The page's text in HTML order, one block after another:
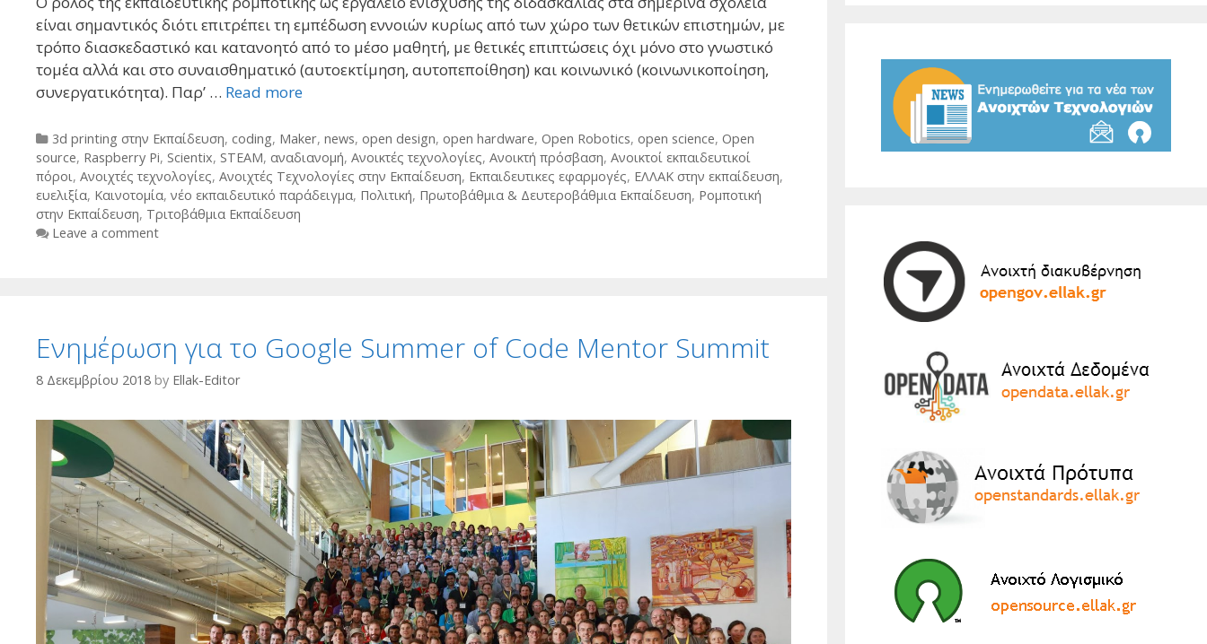
είναι σημαντικός διότι επιτρέπει τη εμπέδωση εννοιών κυρίως από των χώρο των θετικών επιστημών, με
τρόπο διασκεδαστικό και κατανοητό από το μέσο μαθητή, με θετικές επιπτώσεις όχι μόνο στο γνωστικό
τομέα αλλά και στο συναισθηματικό (αυτοεκτίμηση, αυτοπεποίθηση) και κοινωνικό (κοινωνικοποίηση,
συνεργατικότητα). Παρ’ … Read more
Categories
3d printing στην Εκπαίδευση, coding, Maker, news, open design, open hardware, Open Robotics, open science, Open
source, Raspberry Pi, Scientix, STEAM, αναδιανομή, Ανοικτές τεχνολογίες, Ανοικτή πρόσβαση, Ανοικτοί εκπαιδευτικοί
πόροι, Ανοιχτές τεχνολογίες, Ανοιχτές Τεχνολογίες στην Εκπαίδευση, Εκπαιδευτικες εφαρμογές, ΕΛΛΑΚ στην εκπαίδευση,
ευελιξία, Καινοτομία, νέο εκπαιδευτικό παράδειγμα, Πολιτική, Πρωτοβάθμια & Δευτεροβάθμια Εκπαίδευση, Ρομποτική
στην Εκπαίδευση, Τριτοβάθμια Εκπαίδευση
Leave a comment
Ενημέρωση για το Google Summer of Code Mentor Summit
8 Δεκεμβρίου 2018 by Ellak-Editor